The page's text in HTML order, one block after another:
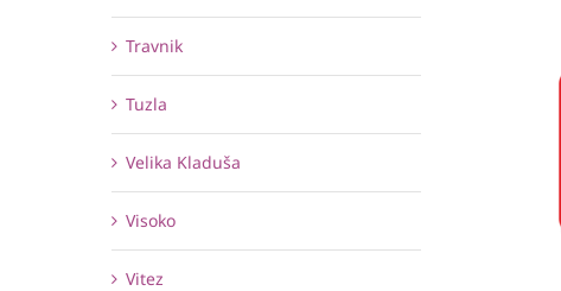
Travnik
Tuzla
Velika Kladuša
Visoko
Vitez